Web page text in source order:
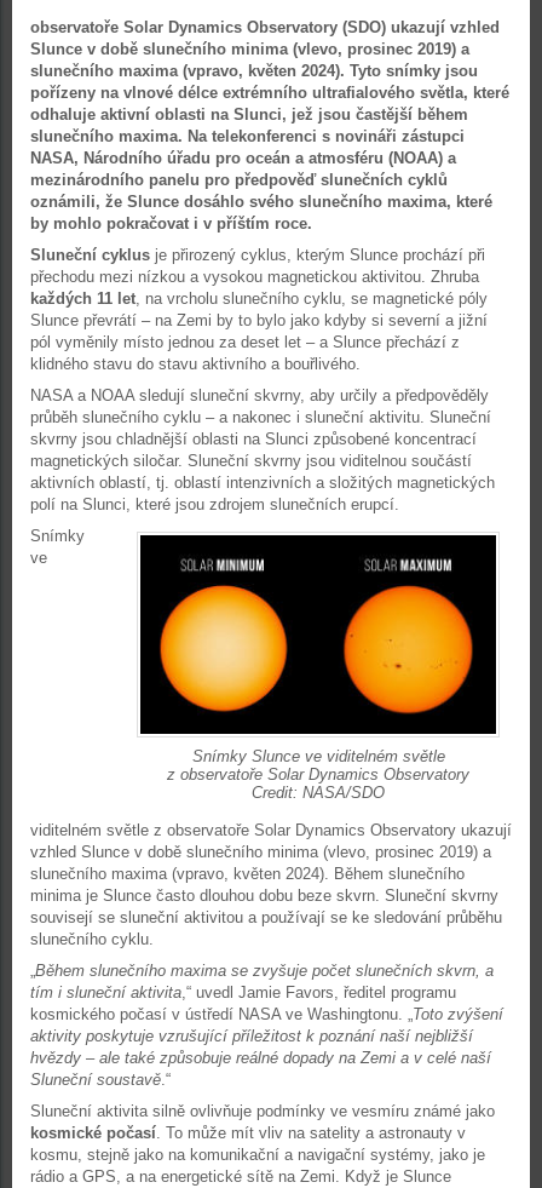
observatoře Solar Dynamics Observatory (SDO) ukazují vzhled
Slunce v době slunečního minima (vlevo, prosinec 2019) a
slunečního maxima (vpravo, květen 2024). Tyto snímky jsou
pořízeny na vlnové délce extrémního ultrafialového světla, které
odhaluje aktivní oblasti na Slunci, jež jsou častější během
slunečního maxima. Na telekonferenci s novináři zástupci
NASA, Národního úřadu pro oceán a atmosféru (NOAA) a
mezinárodního panelu pro předpověď slunečních cyklů
oznámili, že Slunce dosáhlo svého slunečního maxima, které
by mohlo pokračovat i v příštím roce.
Sluneční cyklus je přirozený cyklus, kterým Slunce prochází při
přechodu mezi nízkou a vysokou magnetickou aktivitou. Zhruba
každých 11 let , na vrcholu slunečního cyklu, se magnetické póly
Slunce převrátí – na Zemi by to bylo jako kdyby si severní a jižní
pól vyměnily místo jednou za deset let – a Slunce přechází z
klidného stavu do stavu aktivního a bouřlivého.
NASA a NOAA sledují sluneční skvrny, aby určily a předpověděly
průběh slunečního cyklu – a nakonec i sluneční aktivitu. Sluneční
skvrny jsou chladnější oblasti na Slunci způsobené koncentrací
magnetických siločar. Sluneční skvrny jsou viditelnou součástí
aktivních oblastí, tj. oblastí intenzivních a složitých magnetických
polí na Slunci, které jsou zdrojem slunečních erupcí.
Snímky Slunce ve viditelném světle
z observatoře Solar Dynamics Observatory
Credit: NASA/SDO
Snímky
ve
viditelném světle z observatoře Solar Dynamics Observatory ukazují
vzhled Slunce v době slunečního minima (vlevo, prosinec 2019) a
slunečního maxima (vpravo, květen 2024). Během slunečního
minima je Slunce často dlouhou dobu beze skvrn. Sluneční skvrny
souvisejí se sluneční aktivitou a používají se ke sledování průběhu
slunečního cyklu.
„Během slunečního maxima se zvyšuje počet slunečních skvrn, a
tím i sluneční aktivita,“ uvedl Jamie Favors, ředitel programu
kosmického počasí v ústředí NASA ve Washingtonu. „Toto zvýšení
aktivity poskytuje vzrušující příležitost k poznání naší nejbližší
hvězdy – ale také způsobuje reálné dopady na Zemi a v celé naší
Sluneční soustavě.“
Sluneční aktivita silně ovlivňuje podmínky ve vesmíru známé jako
kosmické počasí. To může mít vliv na satelity a astronauty v
kosmu, stejně jako na komunikační a navigační systémy, jako je
rádio a GPS, a na energetické sítě na Zemi. Když je Slunce